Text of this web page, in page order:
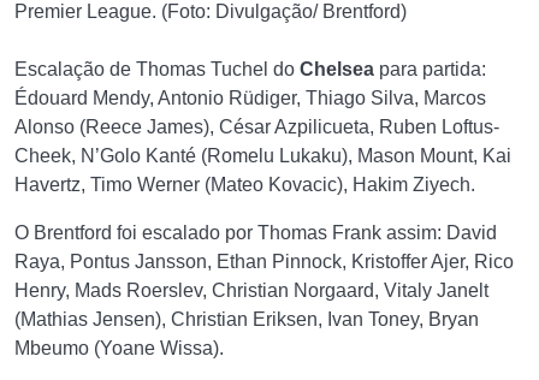
Premier League. (Foto: Divulgação/ Brentford)
Escalação de Thomas Tuchel do Chelsea para partida:
Édouard Mendy, Antonio Rüdiger, Thiago Silva, Marcos
Alonso (Reece James), César Azpilicueta, Ruben Loftus-
Cheek, N’Golo Kanté (Romelu Lukaku), Mason Mount, Kai
Havertz, Timo Werner (Mateo Kovacic), Hakim Ziyech.
O Brentford foi escalado por Thomas Frank assim: David
Raya, Pontus Jansson, Ethan Pinnock, Kristoffer Ajer, Rico
Henry, Mads Roerslev, Christian Norgaard, Vitaly Janelt
(Mathias Jensen), Christian Eriksen, Ivan Toney, Bryan
Mbeumo (Yoane Wissa).